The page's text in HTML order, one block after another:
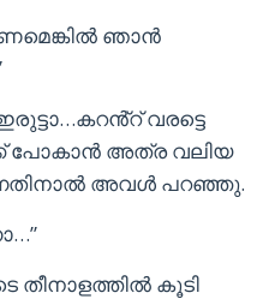
ഞാൻ
വരട്ടെ
പോകാൻ അത്ര വലിയ
അവൾ പറഞ്ഞു.
കൂടി